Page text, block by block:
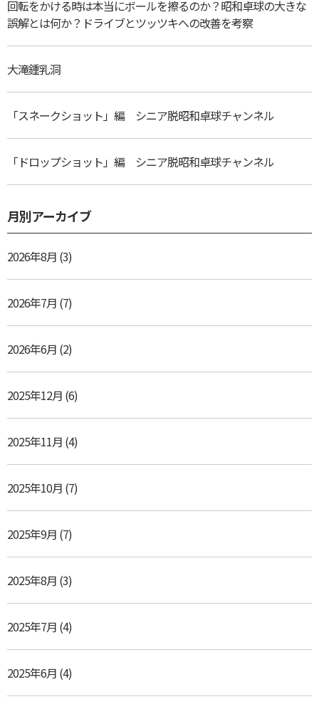
回転をかける時は本当にボールを擦るのか？昭和卓球の大きな
誤解とは何か？ドライブとツッツキへの改善を考察
大滝鍾乳洞
「スネークショット」編 シニア脱昭和卓球チャンネル
「ドロップショット」編 シニア脱昭和卓球チャンネル
月別アーカイブ
2026年8月 (3)
2026年7月 (7)
2026年6月 (2)
2025年12月 (6)
2025年11月 (4)
2025年10月 (7)
2025年9月 (7)
2025年8月 (3)
2025年7月 (4)
2025年6月 (4)